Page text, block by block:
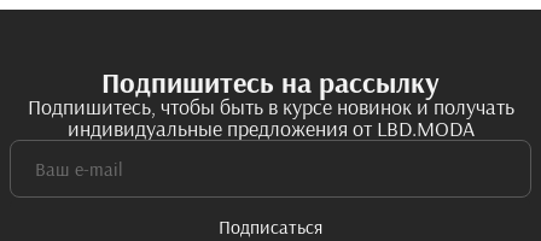
Подпишитесь на рассылку
Подпишитесь, чтобы быть в курсе новинок и получать
индивидуальные предложения от LBD.MODA
Подписаться